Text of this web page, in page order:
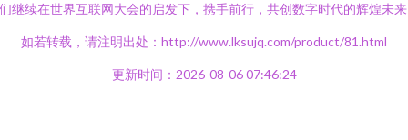
继续在世界互联网大会的启发下，携手前行，共创数字时代的辉煌未
如若转载，请注明出处：http://www.lksujq.com/product/81.html
更新时间：2026-08-06 07:46:24